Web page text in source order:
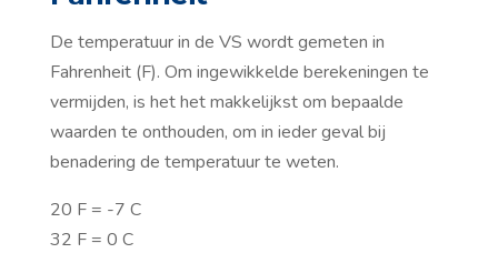
De temperatuur in de VS wordt gemeten in
Fahrenheit (F). Om ingewikkelde berekeningen te
vermijden, is het het makkelijkst om bepaalde
waarden te onthouden, om in ieder geval bij
benadering de temperatuur te weten.
20 F = -7 C
32 F = 0 C